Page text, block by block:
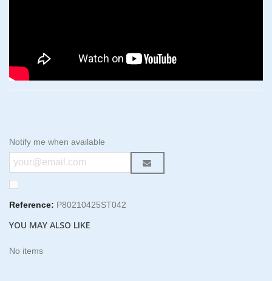
Notify me when available
Reference: P80210425ST042
YOU MAY ALSO LIKE
No items